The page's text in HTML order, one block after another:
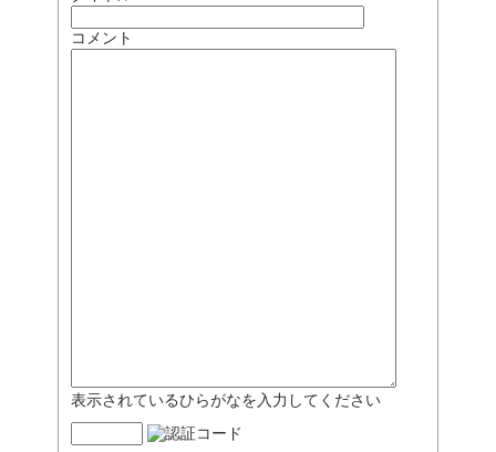
コメント
表示されているひらがなを入力してください